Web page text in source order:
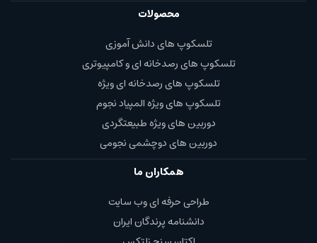
محصولات
تلسکوپ های دانش آموزی
تلسکوپ های رصدخانه ای و کامپیوتری
تلسکوپ های رصدخانه ای ویژه
تلسکوپ های ویژه المپیاد نجوم
دوربین های ویژه طبیعتگردی
دوربین های دوچشمی نجومی
همکاران ما
طراحی حرفه ای وب سایت
دانشنامه پرندگان ایران